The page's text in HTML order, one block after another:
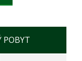
POBYT
Právny